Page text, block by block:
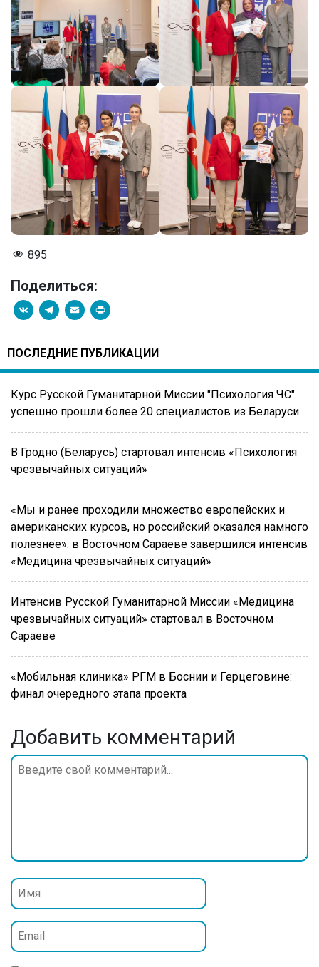
895
Поделиться:
VK Telegram
Email
ПОСЛЕДНИЕ ПУБЛИКАЦИИ
Курс Русской Гуманитарной Миссии "Психология ЧС"
успешно прошли более 20 специалистов из Беларуси
В Гродно (Беларусь) стартовал интенсив «Психология
чрезвычайных ситуаций»
«Мы и ранее проходили множество европейских и
американских курсов, но российский оказался намного
полезнее»: в Восточном Сараеве завершился интенсив
«Медицина чрезвычайных ситуаций»
Интенсив Русской Гуманитарной Миссии «Медицина
чрезвычайных ситуаций» стартовал в Восточном
Сараеве
«Мобильная клиника» РГМ в Боснии и Герцеговине:
финал очередного этапа проекта
Добавить комментарий